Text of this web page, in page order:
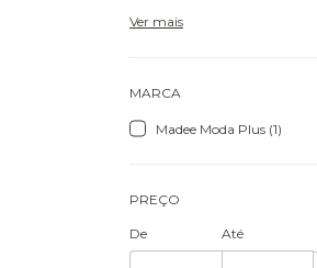
Ver mais
MARCA
Madee Moda Plus (1)
PREÇO
De Até